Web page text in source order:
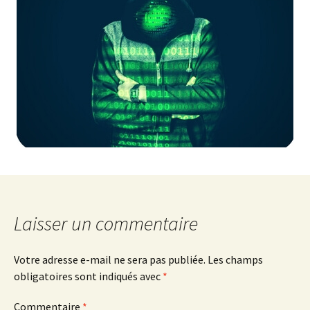
Laisser un commentaire
Votre adresse e-mail ne sera pas publiée. Les champs
obligatoires sont indiqués avec *
Commentaire *